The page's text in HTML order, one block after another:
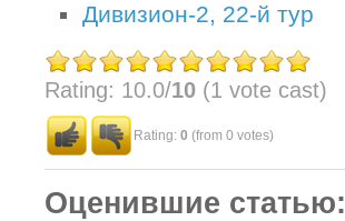
Дивизион-2, 22-й тур
Rating: 10.0/10 (1 vote cast)
Rating: 0 (from 0 votes)
Оценившие статью: